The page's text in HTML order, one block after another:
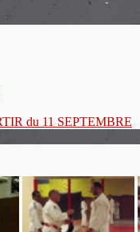
du 11 SEPTEMBRE